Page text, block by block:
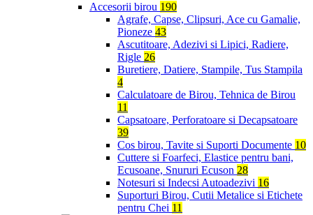
Accesorii birou 190
Agrafe, Capse, Clipsuri, Ace cu Gamalie,
Pioneze 43
Ascutitoare, Adezivi si Lipici, Radiere,
Rigle 26
Buretiere, Datiere, Stampile, Tus Stampila
4
Calculatoare de Birou, Tehnica de Birou
11
Capsatoare, Perforatoare si Decapsatoare
39
Cos birou, Tavite si Suporti Documente 10
Cuttere si Foarfeci, Elastice pentru bani,
Ecusoane, Snururi Ecuson 28
Notesuri si Indecsi Autoadezivi 16
Suporturi Birou, Cutii Metalice si Etichete
pentru Chei 11